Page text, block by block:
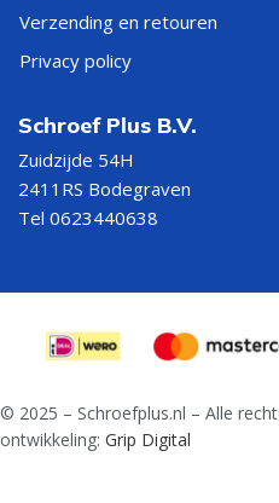
Verzending en retouren
Privacy policy
Schroef Plus B.V.
Zuidzijde 54H
2411RS Bodegraven
Tel 0623440638
© 2025 – Schroefplus.nl – Alle
ontwikkeling: Grip Digital